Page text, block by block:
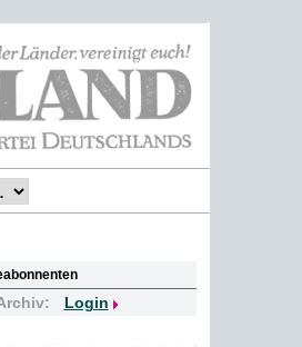
Login